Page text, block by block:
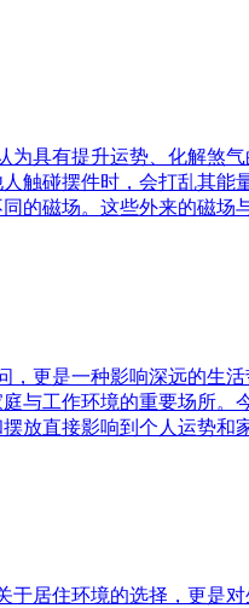
具有提升运势、化解煞
碰摆件时，会打乱其
的磁场。这些外来的磁场
更是一种影响深远的生
与工作环境的重要场所
放直接影响到个人运势和
居住环境的选择，更是